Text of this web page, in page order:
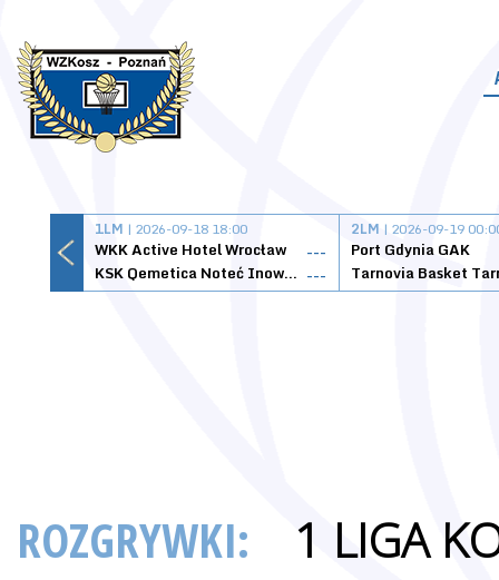
1LM | 2026-09-18 18:00
WKK Active Hotel Wrocław
---
KSK Qemetica Noteć Inowrocław ---
2LM | 2026-09-19
Port Gdynia GAK
ROZGRYWKI: 1 LIGA